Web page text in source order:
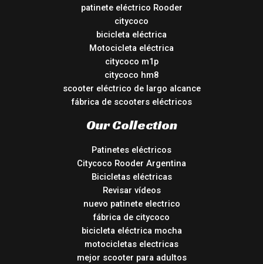
patinete eléctrico Rooder
citycoco
bicicleta eléctrica
Motocicleta eléctrica
citycoco m1p
citycoco hm8
scooter eléctrico de largo alcance
fábrica de scooters eléctricos
Our Collection
Patinetes eléctricos
Citycoco Rooder Argentina
Bicicletas eléctricas
Revisar vídeos
nuevo patinete electrico
fábrica de citycoco
bicicleta eléctrica mocha
motocicletas electricas
mejor scooter para adultos